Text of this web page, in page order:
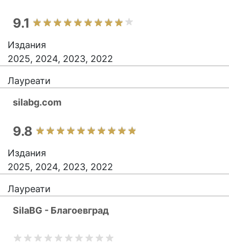
9.1
Издания
2025, 2024, 2023, 2022
Лауреати
silabg.com
9.8
Издания
2025, 2024, 2023, 2022
Лауреати
SilaBG - Благоевград